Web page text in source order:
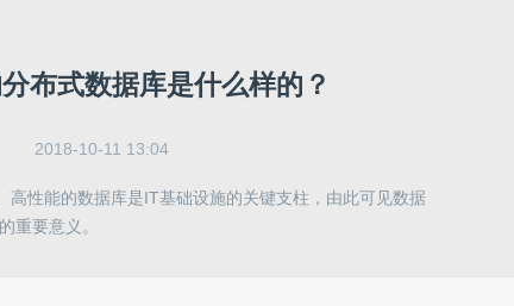
布式数据库是什么样的？
2018-10-11 13:04
性能的数据库是IT基础设施的关键支柱，由此可见数据
重要意义。